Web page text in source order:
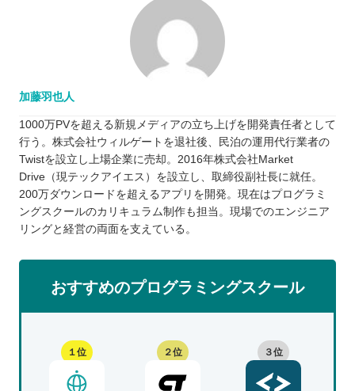
加藤羽也人
1000万PVを超える新規メディアの立ち上げを開発責任者として
行う。株式会社ウィルゲートを退社後、民泊の運用代行業者の
Twistを設立し上場企業に売却。2016年株式会社Market
Drive（現テックアイエス）を設立し、取締役副社長に就任。
200万ダウンロードを超えるアプリを開発。現在はプログラミ
ングスクールのカリキュラム制作も担当。現場でのエンジニア
リングと経営の両面を支えている。
おすすめのプログラミングスクール
１位 ２位 ３位